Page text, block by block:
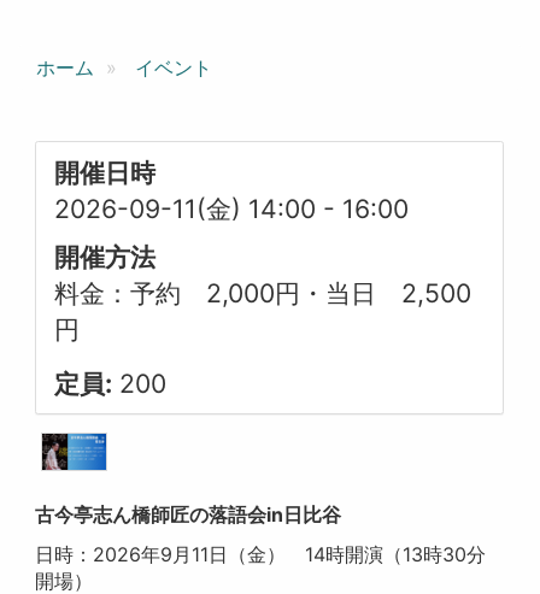
ホーム イベント
開催日時
2026-09-11(金) 14:00 - 16:00
開催方法
料金：予約 2,000円・当日 2,500
円
定員: 200
古今亭志ん橋師匠の落語会in日比谷
日時：2026年9月11日（金） 14時開演（13時30分
開場）